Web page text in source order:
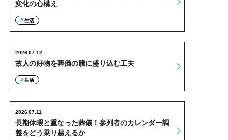
変化の心構え
生活
故人の好物を葬儀の膳に盛り込む工夫
2026.07.12
生活
長期休暇と重なった葬儀！参列者のカレンダー調
整をどう乗り越えるか
2026.07.11